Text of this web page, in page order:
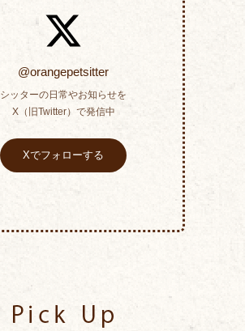
@orangepetsitter
シッターの日常やお知らせを
X（旧Twitter）で発信中
Xでフォローする